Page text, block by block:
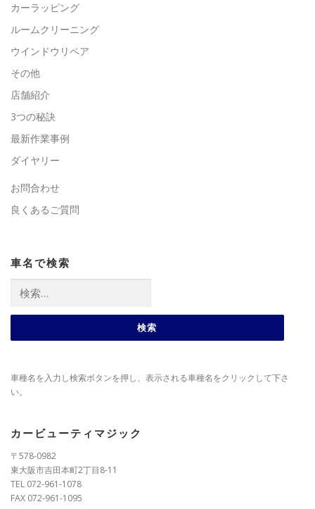
カーラッピング
ルームクリーニング
ウインドウリペア
その他
店舗紹介
3つの秘訣
最新作業事例
ダイヤリー
お問合わせ
良くあるご質問
車名で検索
索:
車種名を入力し検索ボタンを押し、表示される車種名をクリックして下さ
い。
カービューティマジック
〒578-0982
東大阪市吉田本町2丁目8-11
TEL 072-961-1078
FAX 072-961-1095